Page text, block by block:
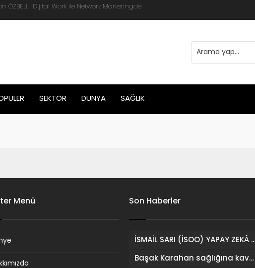
ÖZBELLİ: Dijital Work ile Network Marketingde
SEKTÖR DÜNYA SAĞLIK
Menü Son Haberler
İSMAİL SARI (İSOO) YAPAY ZEKÂ DESTEKLİ
Başak Karahan sağlığına kavuştu, doğum gününü ailesiyle kutladı